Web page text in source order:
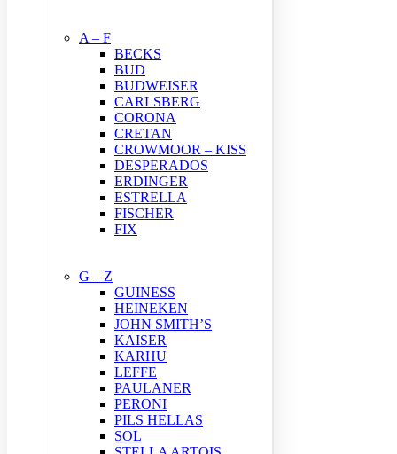
A – F
BECKS
BUD
BUDWEISER
CARLSBERG
CORONA
CRETAN
CROWMOOR – KISS
DESPERADOS
ERDINGER
ESTRELLA
FISCHER
FIX
G – Z
GUINESS
HEINEKEN
JOHN SMITH’S
KAISER
KARHU
LEFFE
PAULANER
PERONI
PILS HELLAS
SOL